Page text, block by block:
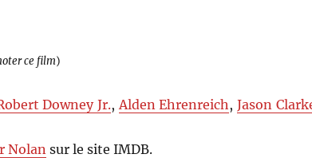
ce film)
Downey Jr., Alden Ehrenreich , Jason
Nolan sur le site IMDB.